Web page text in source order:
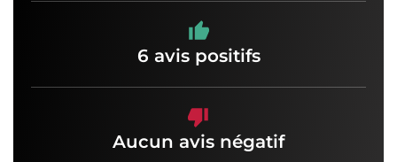
6 avis positifs
Aucun avis négatif